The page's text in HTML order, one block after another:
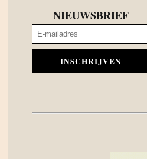
NIEUWSBRIEF
INSCHRIJVEN